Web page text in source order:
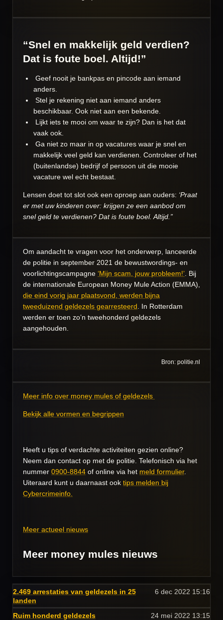
“Snel en makkelijk geld verdien?
Dat is foute boel. Altijd!”
Geef nooit je bankpas en pincode aan iemand
anders.
Stel je rekening niet aan iemand anders
beschikbaar. Ook niet aan een bekende.
Lijkt iets te mooi om waar te zijn? Dan is het dat
vaak ook.
Ga niet zo maar in op vacatures waar je snel en
makkelijk veel geld kan verdienen. Controleer of het
(buitenlandse) bedrijf of persoon uit die mooie
vacature wel echt bestaat.
Lensen doet tot slot ook een oproep aan ouders: ‘Praat
er met uw kinderen over: krijgen ze een aanbod om
snel geld te verdienen? Dat is foute boel. Altijd.”
Om aandacht te vragen voor het onderwerp, lanceerde
de politie in september 2021 de bewustwordings- en
voorlichtingscampagne ‘Mijn scam, jouw probleem!’. Bij
de internationale European Money Mule Action (EMMA),
die eind vorig jaar plaatsvond, werden bijna
tweeduizend geldezels gearresteerd. In Rotterdam
werden er toen zo’n tweehonderd geldezels
aangehouden.
Bron: politie.nl
Meer info over money mules of geldezels
Bekijk alle vormen en begrippen
Heeft u tips of verdachte activiteiten gezien online?
Neem dan contact op met de politie. Telefonisch via het
nummer 0900-8844 of online via het meld formulier.
Uiteraard kunt u daarnaast ook tips melden bij
Cybercrimeinfo.
Meer actueel nieuws
Meer money mules nieuws
2.469 arrestaties van geldezels in 25
landen
6 dec 2022 15:16
Ruim honderd geldezels
24 mei 2022 13:15